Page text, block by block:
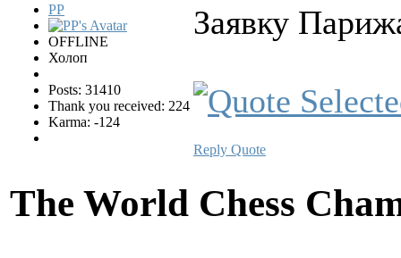
PP
OFFLINE
Холоп
Posts: 31410
Thank you received: 224
Karma: -124
Заявку
Reply Quote
The World Chess